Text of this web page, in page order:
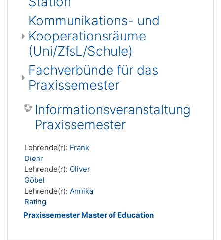
Kommunikations- und
Kooperationsräume
(Uni/ZfsL/Schule)
Fachverbünde für das
Praxissemester
Informationsveranstaltung
Praxissemester
Lehrende(r): Frank
Diehr
Lehrende(r): Oliver
Göbel
Lehrende(r): Annika
Rating
Praxissemester Master of Education